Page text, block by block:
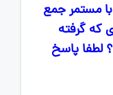
مستمر جمع
که گرفته
لطفا پاسخ